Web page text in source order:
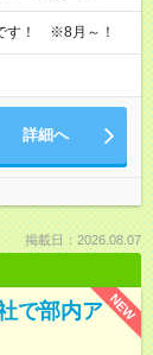
す！ ※8月～！
詳細へ
掲載日：2026.08.07
NEW
で部内ア